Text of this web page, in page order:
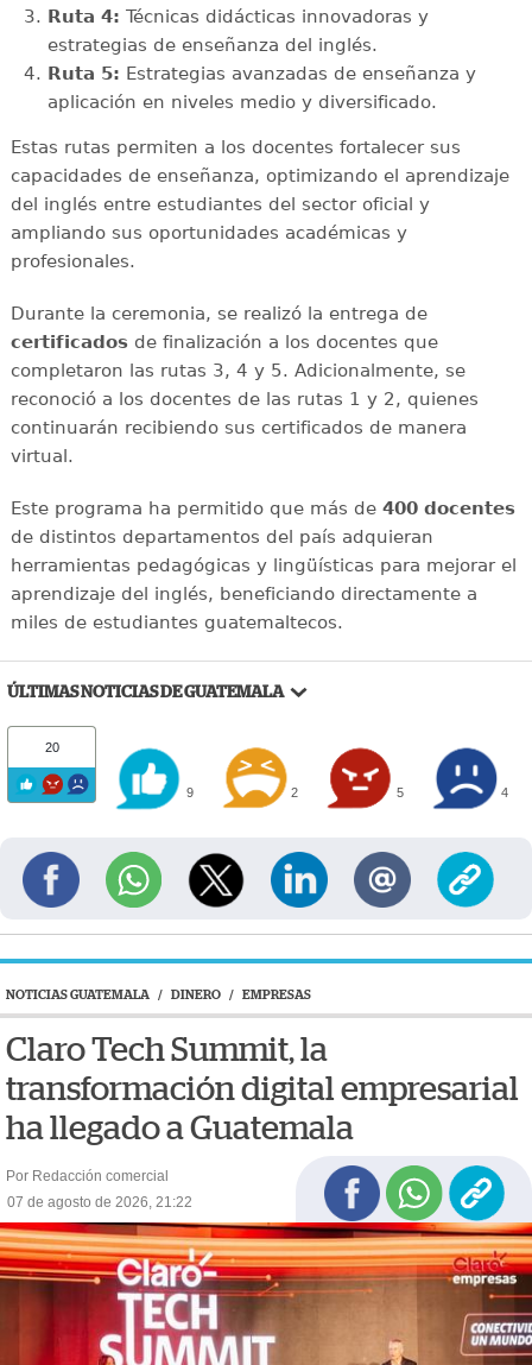
Ruta 4: Técnicas didácticas innovadoras y
estrategias de enseñanza del inglés.
Ruta 5: Estrategias avanzadas de enseñanza y
aplicación en niveles medio y diversificado.
Estas rutas permiten a los docentes fortalecer sus
capacidades de enseñanza, optimizando el aprendizaje
del inglés entre estudiantes del sector oficial y
ampliando sus oportunidades académicas y
profesionales.
Durante la ceremonia, se realizó la entrega de
certificadosde finalización a los docentes que
completaron las rutas 3, 4 y 5. Adicionalmente, se
reconoció a los docentes de las rutas 1 y 2, quienes
continuarán recibiendo sus certificados de manera
virtual.
Este programa ha permitido que más de 400 docentes
de distintos departamentos del país adquieran
herramientas pedagógicas y lingüísticas para mejorar el
aprendizaje del inglés, beneficiando directamente a
miles de estudiantes guatemaltecos.
ÚLTIMAS NOTICIAS DE GUATEMALA
20
9 2 5 4
NOTICIAS GUATEMALA / DINERO / EMPRESAS
Claro Tech Summit, la
transformación digital empresarial
ha llegado a Guatemala
Por Redacción comercial
07 de agosto de 2026, 21:22